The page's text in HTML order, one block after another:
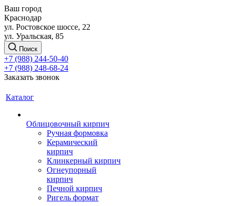
Ваш город
Краснодар
ул. Ростовское шоссе, 22
ул. Уральская, 85
Поиск
+7 (988) 244-50-40
+7 (988) 248-68-24
Заказать звонок
Каталог
Облицовочный кирпич
Ручная формовка
Керамический
кирпич
Клинкерный кирпич
Огнеупорный
кирпич
Печной кирпич
Ригель формат